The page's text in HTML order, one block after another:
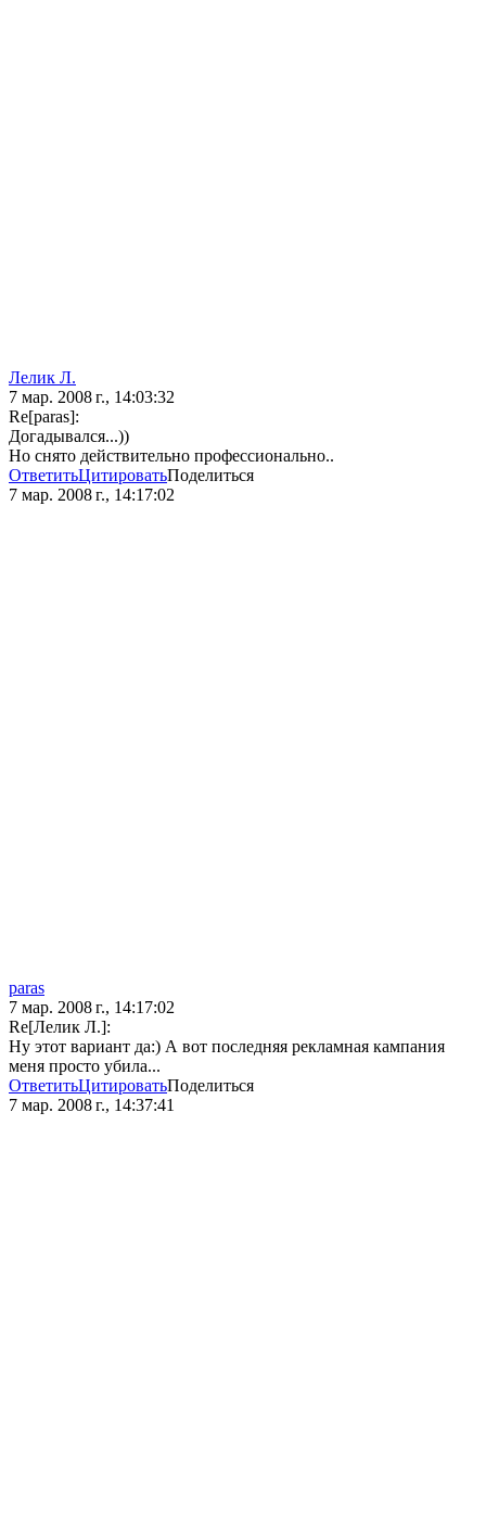
Лелик Л.
7 мар. 2008 г., 14:03:32
Re[paras]:
Догадывался...))
Но снято действительно профессионально..
ОтветитьЦитироватьПоделиться
7 мар. 2008 г., 14:17:02
paras
7 мар. 2008 г., 14:17:02
Re[Лелик Л.]:
Ну этот вариант да:) А вот последняя рекламная кампания
меня просто убила...
ОтветитьЦитироватьПоделиться
7 мар. 2008 г., 14:37:41